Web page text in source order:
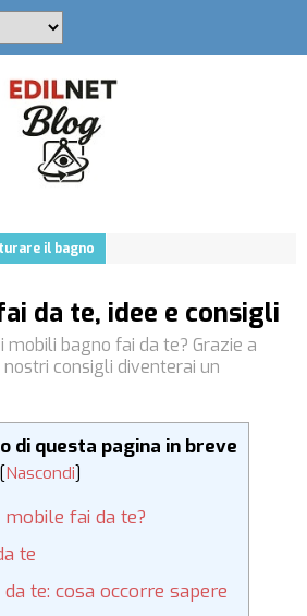
il bagno
da te, idee e consigli
bagno fai da te? Grazie a
consigli diventerai un
di questa pagina in breve
[Nascondi]
fai da te?
te
te: cosa occorre sapere